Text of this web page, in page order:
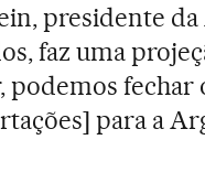
presidente da
faz uma
podemos fechar
para a